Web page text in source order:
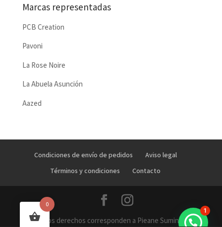
Marcas representadas
PCB Creation
Pavoni
La Rose Noire
La Abuela Asunción
Aazed
Condiciones de envío de pedidos
Aviso legal
Términos y condiciones
Contacto
Todos los derechos corresponden a Pieane Suministros
0
1